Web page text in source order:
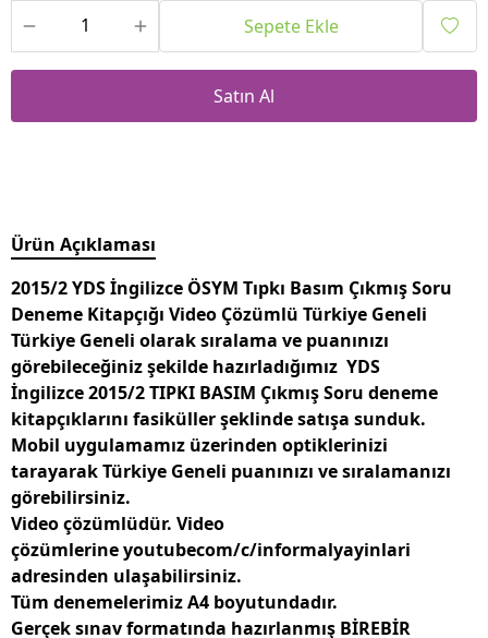
Sepete Ekle
Satın Al
Ürün Açıklaması
2015/2 YDS İngilizce ÖSYM Tıpkı Basım Çıkmış Soru
Deneme Kitapçığı Video Çözümlü Türkiye Geneli
Türkiye Geneli olarak sıralama ve puanınızı
görebileceğiniz şekilde hazırladığımız YDS
İngilizce 2015/2 TIPKI BASIM Çıkmış Soru deneme
kitapçıklarını fasiküller şeklinde satışa sunduk.
Mobil uygulamamız üzerinden optiklerinizi
tarayarak Türkiye Geneli puanınızı ve sıralamanızı
görebilirsiniz.
Video çözümlüdür. Video
çözümlerine youtubecom/c/informalyayinlari
adresinden ulaşabilirsiniz.
Tüm denemelerimiz A4 boyutundadır.
Gerçek sınav formatında hazırlanmış BİREBİR